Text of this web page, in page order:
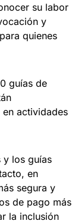
su labor
y
quienes
guías de
actividades
y los guías
en
segura y
de pago más
la inclusión